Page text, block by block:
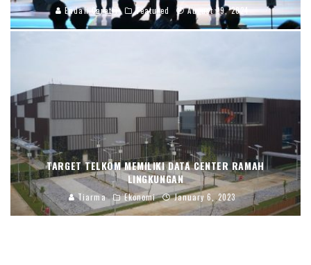
Endah Caratri Featured August 29, 2024
TARGET TELKOM MEMILIKI DATA CENTER RAMAH
LINGKUNGAN
Tiarma Ekonomi January 6, 2023